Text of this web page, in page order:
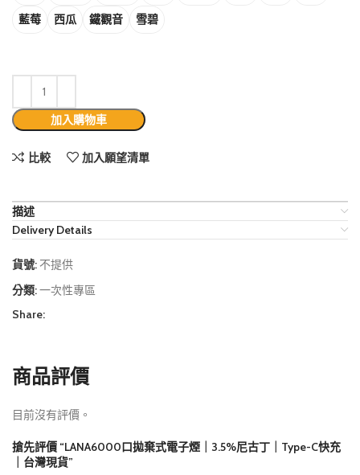
藍莓
西瓜 鐵觀音 雪碧
加入購物車
比較 加入願望清單
描述
Delivery Details
貨號: 不提供
分類:一次性專區
Share:
商品評價
目前沒有評價。
搶先評價 “LANA6000口拋棄式電子煙｜3.5%尼古丁｜Type-C快充
｜台灣現貨”